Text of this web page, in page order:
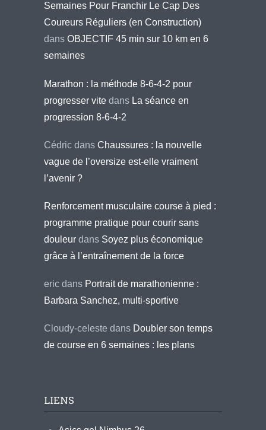
Semaines Pour Franchir Le Cap Des
Coureurs Réguliers (en Construction)
dans OBJECTIF 45 min sur 10 km en 6
semaines
Marathon : la méthode 8-6-4-2 pour
progresser vite dans La séance en
progression 8-6-4-2
Cédric dans Chaussures : la nouvelle
vague de l’oversize est-elle vraiment
l’avenir ?
Renforcement musculaire course à pied :
programme pratique pour courir sans
douleur dans Soyez plus économique
grâce à l’entraînement de la force
eric dans Portrait de marathonienne :
Barbara Sanchez, multi-sportive
Cloudy-celeste dans Doubler son temps
de course en 6 semaines : les plans
LIENS